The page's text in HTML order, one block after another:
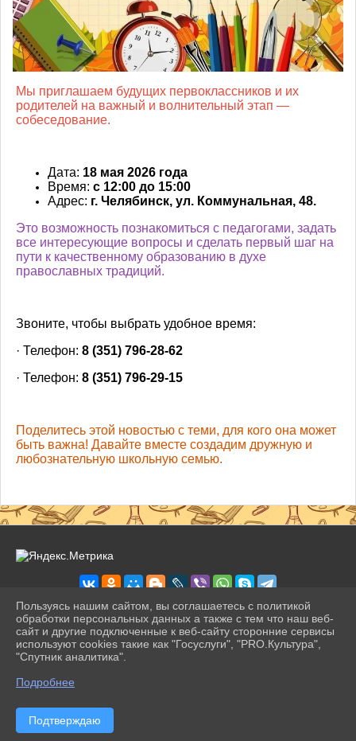
Мы приглашаем будущих первоклассников и их
родителей на важный и волнительный этап —
собеседование.
Дата: 18 мая 2026 года
Время: с 12:00 до 15:00
Адрес: г. Челябинск, ул. Коммунальная, 48.
Это возможность познакомиться с педагогами, задать
все интересующие вопросы и сделать первый шаг на
пути к качественному образованию в духе
православных традиций.
Звоните, чтобы выбрать удобное время:
· Телефон: 8 (351) 796-28-62
· Телефон: 8 (351) 796-29-15
Поделитесь этой новостью с теми, для кого она может
быть важна! Давайте вместе создадим дружную и
любознательную школьную семью.
2026 г. pravogimn.ru
Вход
Карта сайта
Политика обработки персональных данных
Сделано на KubCMS
Разработка и поддержка
Пользуясь нашим сайтом, вы соглашаетесь с политикой
обработки персональных данных а также с тем что наш веб-
сайт и другие подключенные к веб-сайту сторонние сервисы
используют cookies такие как "Госуслуги", "PRO.Культура",
"Спутник аналитика".
Подробнее
Подтверждаю